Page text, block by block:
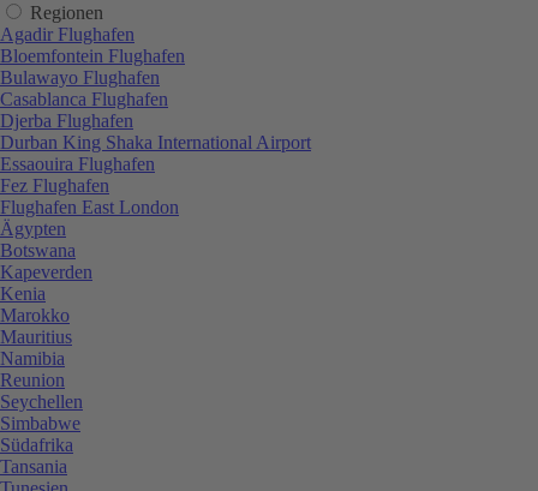
Regionen
Agadir Flughafen
Bloemfontein Flughafen
Bulawayo Flughafen
Casablanca Flughafen
Djerba Flughafen
Durban King Shaka International Airport
Essaouira Flughafen
Fez Flughafen
Flughafen East London
Ägypten
Botswana
Kapeverden
Kenia
Marokko
Mauritius
Namibia
Reunion
Seychellen
Simbabwe
Südafrika
Tansania